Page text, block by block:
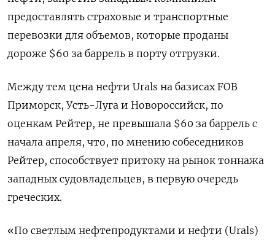
предоставлять страховые и транспортные
перевозки для объемов, которые проданы
дороже $60 за баррель в порту отгрузки.
Между тем цена нефти Urals на базисах FOB
Приморск, Усть-Луга и Новороссийск, по
оценкам Рейтер, не превышала $60 за баррель с
начала апреля, что, по мнению собеседников
Рейтер, способствует притоку на рынок тоннажа
западных судовладельцев, в первую очередь
греческих.
«По светлым нефтепродуктами и нефти (Urals)